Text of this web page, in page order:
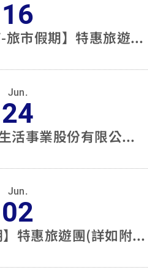
16
訊息公告 【特約商-旅市假期】特惠旅遊團(詳如附件)0716
Jun.
24
【轉知】康達盛通生活事業股份有限公司(原家樂福)禮券使用權益公告。
Jun.
02
【特約商-旅市假期】特惠旅遊團(詳如附件)0602